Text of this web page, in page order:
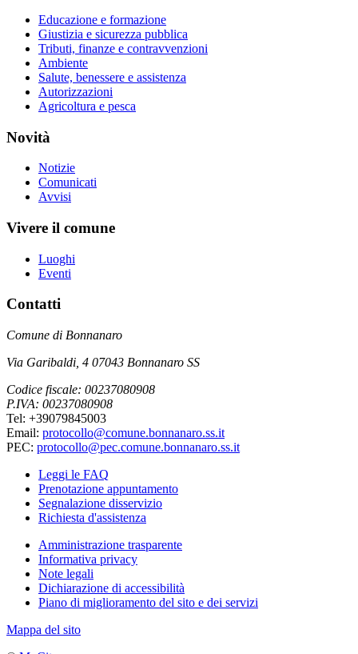
Educazione e formazione
Giustizia e sicurezza pubblica
Tributi, finanze e contravvenzioni
Ambiente
Salute, benessere e assistenza
Autorizzazioni
Agricoltura e pesca
Novità
Notizie
Comunicati
Avvisi
Vivere il comune
Luoghi
Eventi
Contatti
Comune di Bonnanaro
Via Garibaldi, 4 07043 Bonnanaro SS
Codice fiscale: 00237080908
P.IVA: 00237080908
Tel: +39079845003
Email: protocollo@comune.bonnanaro.ss.it
PEC: protocollo@pec.comune.bonnanaro.ss.it
Leggi le FAQ
Prenotazione appuntamento
Segnalazione disservizio
Richiesta d'assistenza
Amministrazione trasparente
Informativa privacy
Note legali
Dichiarazione di accessibilità
Piano di miglioramento del sito e dei servizi
Mappa del sito